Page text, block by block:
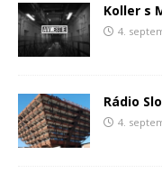
Koller s
4.
Rádio
4.